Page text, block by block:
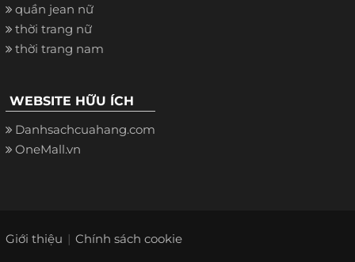
quần jean nữ
thời trang nữ
thời trang nam
WEBSITE HỮU ÍCH
Danhsachcuahang.com
OneMall.vn
Giới thiệu Chính sách cookie